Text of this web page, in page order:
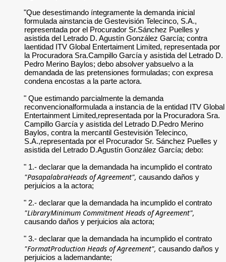
"Que desestimando íntegramente la demanda inicial
formulada ainstancia de Gestevisión Telecinco, S.A.,
representada por el Procurador Sr.Sánchez Puelles y
asistida del Letrado D. Agustín González García; contra
laentidad ITV Global Entertaiment Limited, representada por
la Procuradora Sra.Campillo García y asistida del Letrado D.
Pedro Merino Baylos; debo absolver yabsuelvo a la
demandada de las pretensiones formuladas; con expresa
condena encostas a la parte actora.
" Que estimando parcialmente la demanda
reconvencionalformulada a instancia de la entidad ITV Global
Entertainment Limited,representada por la Procuradora Sra.
Campillo García y asistida del Letrado D.Pedro Merino
Baylos, contra la mercantil Gestevisión Telecinco,
S.A.,representada por el Procurador Sr. Sánchez Puelles y
asistida del Letrado D.Agustín González García; debo:
" 1.- declarar que la demandada ha incumplido el contrato
"PasapalabraHeads of Agreement", causando daños y
perjuicios a la actora;
" 2.- declarar que la demandada ha incumplido el contrato
"LibraryMinimum Commitment Heads of Agreement",
causando daños y perjuicios ala actora;
" 3.- declarar que la demandada ha incumplido el contrato
"FormatProduction Heads of Agreement", causando daños y
perjuicios a lademandante;